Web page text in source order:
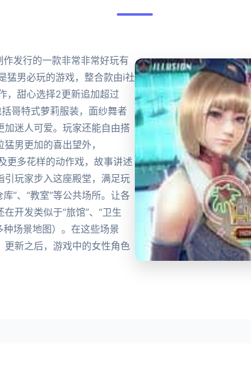
发行的一款非常非常好玩有
猛男必玩的游戏，整合款由i社
，甜心选择2更新追加超过
哥特式萝莉服装，面纱舞者
迷人可爱。玩家还能自由搭
男更加的喜出望外，
更多花样的动作戏，故事讲述
玩家步入这座殿堂，满足玩
”、“教室”等公共场所。让各
开发类似于“旅馆”、“卫生
种场景地图）。在这些场景
新之后，游戏中的女性角色